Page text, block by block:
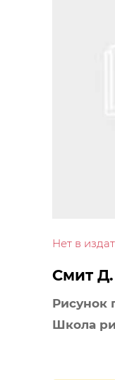
Нет в
Смит Д.
Рисунок
Школа